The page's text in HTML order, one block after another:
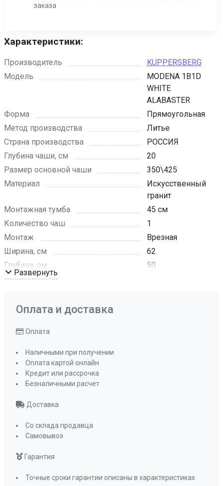
заказа
Характеристики:
Производитель
KUPPERSBERG
Модель
MODENA 1B1D
WHITE
ALABASTER
Форма
Прямоугольная
Метод производства
Литье
Страна производства
РОССИЯ
Глубина чаши, см
20
Размер основной чаши
350\425
Материал
Искусственный
гранит
Монтажная тумба
45 см
Количество чаш
1
Монтаж
Врезная
Ширина, см
62
Глубина, см
50
Цвет
ПРОМО Скидка
Развернуть
Оплата и доставка
Оплата
Наличными при получении
Оплата картой онлайн
Кредит или рассрочка
Безналичными расчет
Доставка
Со склада продавца
Самовывоз
Гарантия
Точные сроки гарантии описаны в характеристиках